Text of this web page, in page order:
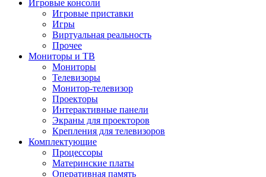
Игровые консоли
Игровые приставки
Игры
Виртуальная реальность
Прочее
Мониторы и ТВ
Мониторы
Телевизоры
Монитор-телевизор
Проекторы
Интерактивные панели
Экраны для проекторов
Крепления для телевизоров
Комплектующие
Процессоры
Материнские платы
Оперативная память